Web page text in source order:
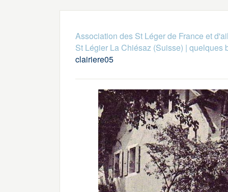
Association des St Léger de France et
St Légier La Chiésaz (Suisse) | quelques
clairiere05